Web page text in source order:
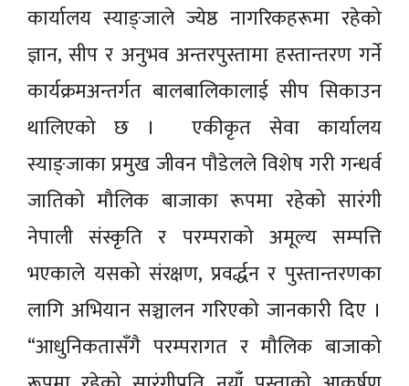
कार्यालय स्याङ्जाले ज्येष्ठ नागरिकहरूमा रहेको
ज्ञान, सीप र अनुभव अन्तरपुस्तामा हस्तान्तरण गर्ने
कार्यक्रमअन्तर्गत बालबालिकालाई सीप सिकाउन
थालिएको छ । एकीकृत सेवा कार्यालय
स्याङ्जाका प्रमुख जीवन पौडेलले विशेष गरी गन्धर्व
जातिको मौलिक बाजाका रूपमा रहेको सारंगी
नेपाली संस्कृति र परम्पराको अमूल्य सम्पत्ति
भएकाले यसको संरक्षण, प्रवर्द्धन र पुस्तान्तरणका
लागि अभियान सञ्चालन गरिएको जानकारी दिए ।
“आधुनिकतासँगै परम्परागत र मौलिक बाजाको